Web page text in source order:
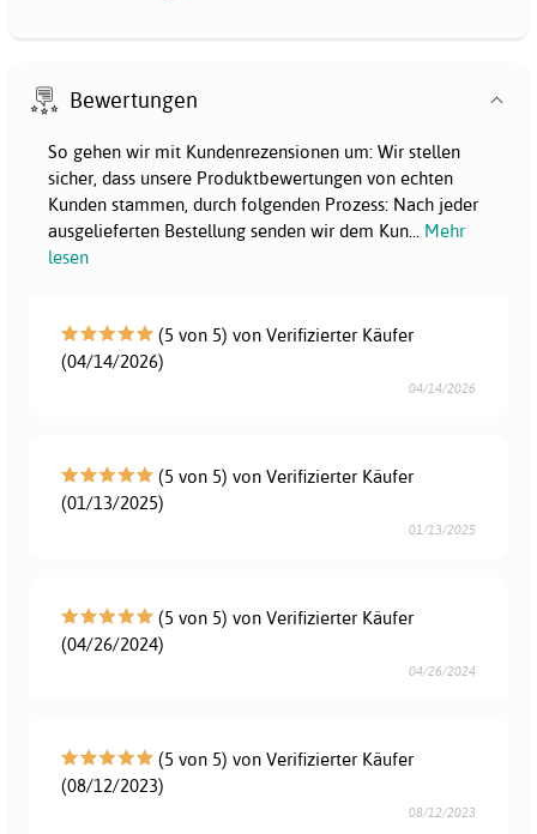
Bewertungen
So gehen wir mit Kundenrezensionen um: Wir stellen
sicher, dass unsere Produktbewertungen von echten
Kunden stammen, durch folgenden Prozess: Nach jeder
ausgelieferten Bestellung senden wir dem Kun... Mehr
lesen
(5 von 5) von Verifizierter Käufer
(04/14/2026)
04/14/2026
(5 von 5) von Verifizierter Käufer
(01/13/2025)
01/13/2025
(5 von 5) von Verifizierter Käufer
(04/26/2024)
04/26/2024
(5 von 5) von Verifizierter Käufer
(08/12/2023)
08/12/2023